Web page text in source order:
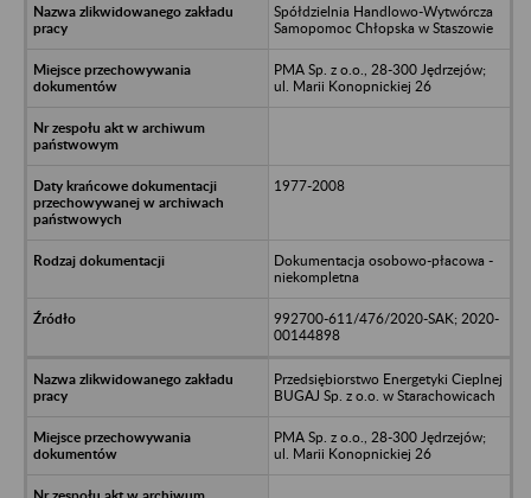
Spółdzielnia Handlowo-Wytwórcza
Samopomoc Chłopska w Staszowie
PMA Sp. z o.o., 28-300 Jędrzejów;
ul. Marii Konopnickiej 26
1977-2008
Dokumentacja osobowo-płacowa -
niekompletna
992700-611/476/2020-SAK; 2020-
00144898
Przedsiębiorstwo Energetyki Cieplnej
BUGAJ Sp. z o.o. w Starachowicach
PMA Sp. z o.o., 28-300 Jędrzejów;
ul. Marii Konopnickiej 26